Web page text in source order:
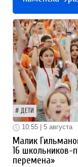
ДЕТИ
10:55 | 5 августа
Малик
16 школьников-
перемена»